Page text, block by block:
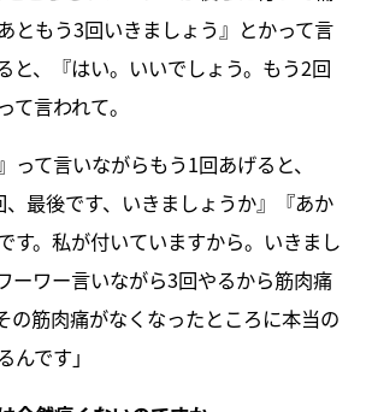
ともう3回いきましょう』とかって言
と、『はい。いいでしょう。もう2回
て言われて。
って言いながらもう1回あげると、
、最後です、いきましょうか』『あか
す。私が付いていますから。いきまし
ーワー言いながら3回やるから筋肉痛
の筋肉痛がなくなったところに本当の
んです」